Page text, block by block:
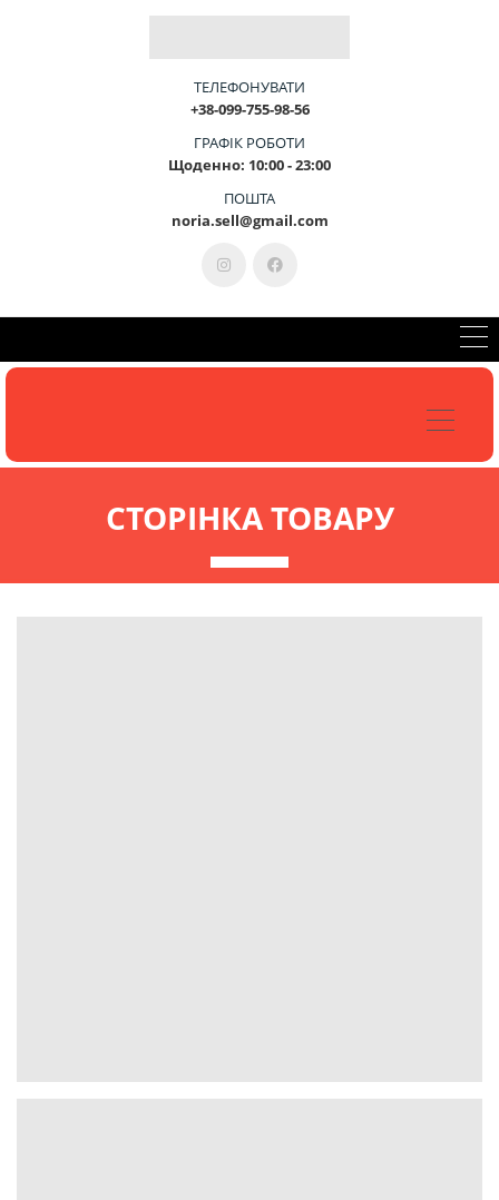
АГОУСТРІ
ЦЕМИ
КОНСУЛЬТАЦІЯ 099-755-98-56
ТЕЛЕФОНУВАТИ
+38-099-755-98-56
ГРАФІК РОБОТИ
Щоденно: 10:00 - 23:00
ПОШТА
noria.sell@gmail.com
СТОРІНКА ТОВАРУ